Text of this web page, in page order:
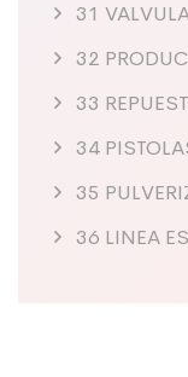
31
32
33
34
35
36 LINEA